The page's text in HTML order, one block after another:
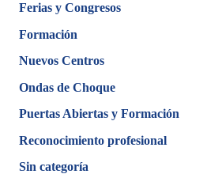
Ferias y Congresos
Formación
Nuevos Centros
Ondas de Choque
Puertas Abiertas y Formación
Reconocimiento profesional
Sin categoría